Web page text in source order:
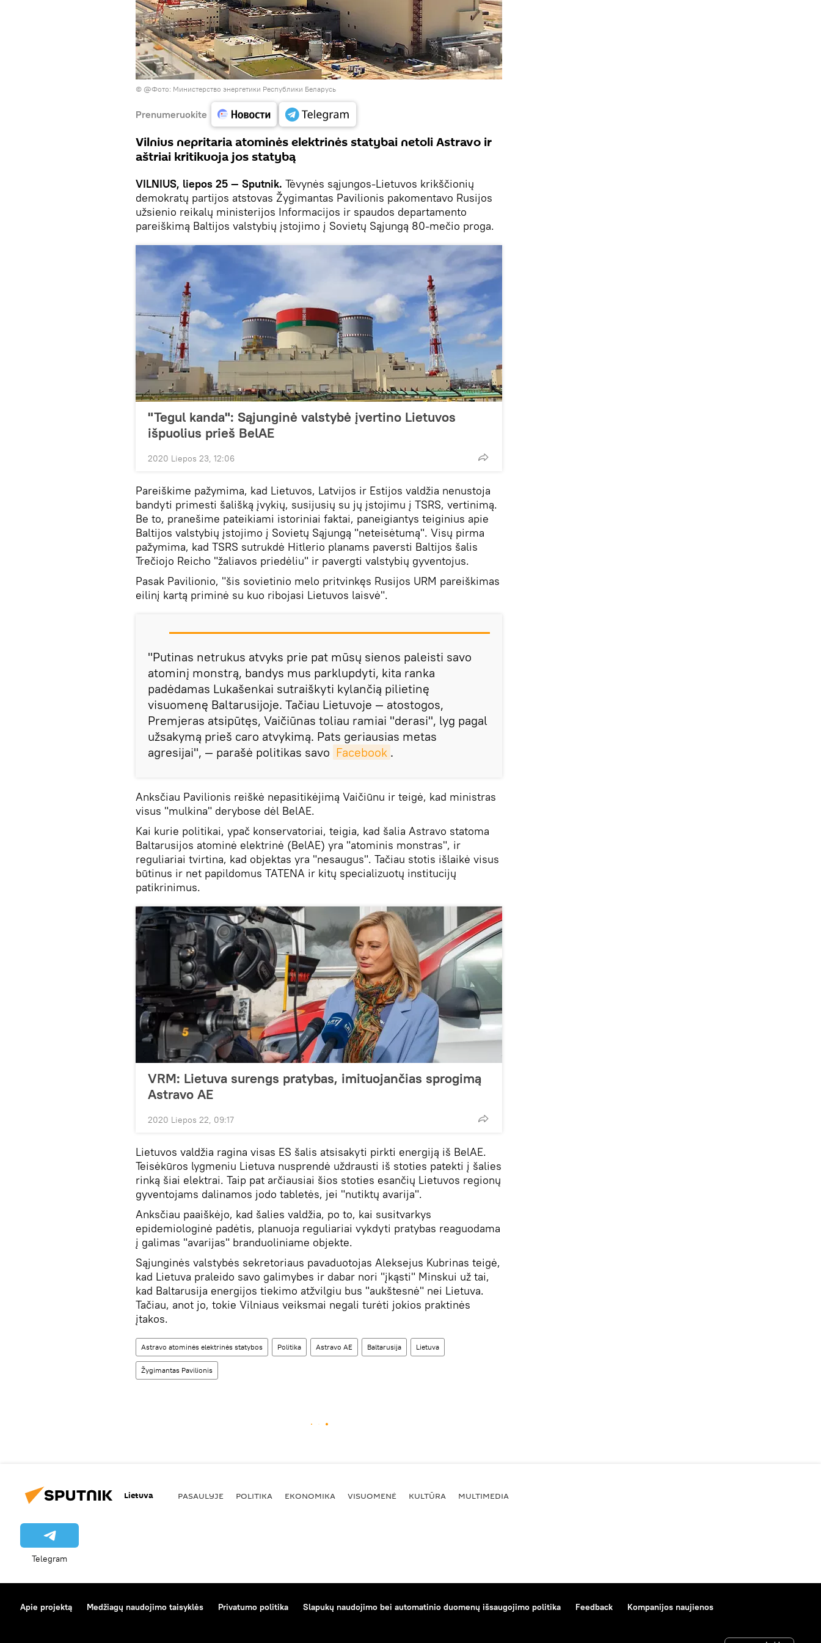
© @Фото: Министерство энергетики Республики Беларусь
Prenumeruokite
Vilnius nepritaria atominės elektrinės statybai netoli Astravo ir
aštriai kritikuoja jos statybą
VILNIUS, liepos 25 — Sputnik. Tėvynės sąjungos-Lietuvos krikščionių
demokratų partijos atstovas Žygimantas Pavilionis pakomentavo Rusijos
užsienio reikalų ministerijos Informacijos ir spaudos departamento
pareiškimą Baltijos valstybių įstojimo į Sovietų Sąjungą 80-mečio proga.
"Tegul kanda": Sąjunginė valstybė įvertino Lietuvos
išpuolius prieš BelAE
2020 Liepos 23, 12:06
Pareiškime pažymima, kad Lietuvos, Latvijos ir Estijos valdžia nenustoja
bandyti primesti šališką įvykių, susijusių su jų įstojimu į TSRS, vertinimą.
Be to, pranešime pateikiami istoriniai faktai, paneigiantys teiginius apie
Baltijos valstybių įstojimo į Sovietų Sąjungą "neteisėtumą". Visų pirma
pažymima, kad TSRS sutrukdė Hitlerio planams paversti Baltijos šalis
Trečiojo Reicho "žaliavos priedėliu" ir pavergti valstybių gyventojus.
Pasak Pavilionio, "šis sovietinio melo pritvinkęs Rusijos URM pareiškimas
eilinį kartą priminė su kuo ribojasi Lietuvos laisvė".
"Putinas netrukus atvyks prie pat mūsų sienos paleisti savo
atominį monstrą, bandys mus parklupdyti, kita ranka
padėdamas Lukašenkai sutraiškyti kylančią pilietinę
visuomenę Baltarusijoje. Tačiau Lietuvoje — atostogos,
Premjeras atsipūtęs, Vaičiūnas toliau ramiai "derasi", lyg pagal
užsakymą prieš caro atvykimą. Pats geriausias metas
agresijai", — parašė politikas savo Facebook .
Anksčiau Pavilionis reiškė nepasitikėjimą Vaičiūnu ir teigė, kad ministras
visus "mulkina" derybose dėl BelAE.
Kai kurie politikai, ypač konservatoriai, teigia, kad šalia Astravo statoma
Baltarusijos atominė elektrinė (BelAE) yra "atominis monstras", ir
reguliariai tvirtina, kad objektas yra "nesaugus". Tačiau stotis išlaikė visus
būtinus ir net papildomus TATENA ir kitų specializuotų institucijų
patikrinimus.
VRM: Lietuva surengs pratybas, imituojančias sprogimą
Astravo AE
2020 Liepos 22, 09:17
Lietuvos valdžia ragina visas ES šalis atsisakyti pirkti energiją iš BelAE.
Teisėkūros lygmeniu Lietuva nusprendė uždrausti iš stoties patekti į šalies
rinką šiai elektrai. Taip pat arčiausiai šios stoties esančių Lietuvos regionų
gyventojams dalinamos jodo tabletės, jei "nutiktų avarija".
Anksčiau paaiškėjo, kad šalies valdžia, po to, kai susitvarkys
epidemiologinė padėtis, planuoja reguliariai vykdyti pratybas reaguodama
į galimas "avarijas" branduoliniame objekte.
Sąjunginės valstybės sekretoriaus pavaduotojas Aleksejus Kubrinas teigė,
kad Lietuva praleido savo galimybes ir dabar nori "įkąsti" Minskui už tai,
kad Baltarusija energijos tiekimo atžvilgiu bus "aukštesnė" nei Lietuva.
Tačiau, anot jo, tokie Vilniaus veiksmai negali turėti jokios praktinės
įtakos.
Astravo atominės elektrinės statybos Politika Astravo AE Baltarusija Lietuva
Žygimantas Pavilionis
Lietuva PASAULYJE POLITIKA EKONOMIKA VISUOMENĖ KULTŪRA MULTIMEDIA
Telegram
Apie projektą Medžiagų naudojimo taisyklės Privatumo politika Slapukų naudojimo bei automatinio duomenų išsaugojimo politika Feedback Kompanijos naujienos